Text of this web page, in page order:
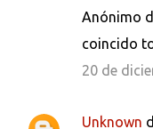
Anónimo
coincido
20 de
Unknown